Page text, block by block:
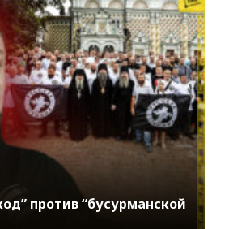
против “бусурманской